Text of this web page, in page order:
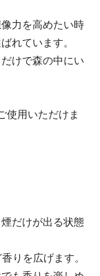
力を高めたい時
れています。
けで森の中にい
使用いただけま
だけが出る状態
りを広げます。